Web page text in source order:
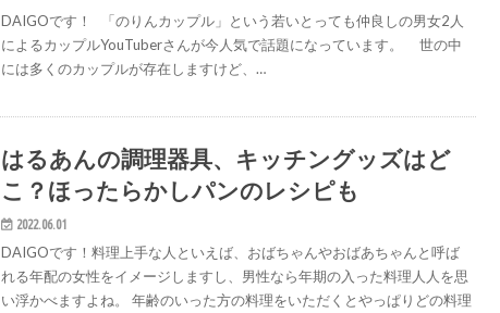
DAIGOです！ 「のりんカップル」という若いとっても仲良しの男女2人
によるカップルYouTuberさんが今人気で話題になっています。 世の中
には多くのカップルが存在しますけど、…
はるあんの調理器具、キッチングッズはど
こ？ほったらかしパンのレシピも
2022.06.01
DAIGOです！料理上手な人といえば、おばちゃんやおばあちゃんと呼ば
れる年配の女性をイメージしますし、男性なら年期の入った料理人人を思
い浮かべますよね。 年齢のいった方の料理をいただくとやっぱりどの料理